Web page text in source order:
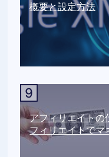
概要と設定方法
アフィリエイトの
フィリエイトでマ